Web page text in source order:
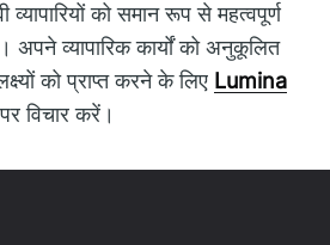
को समान रूप से महत्वपूर्ण
अपने व्यापारिक कार्यों को अनुकूलित
को प्राप्त करने के लिए Lumina
विचार करें।